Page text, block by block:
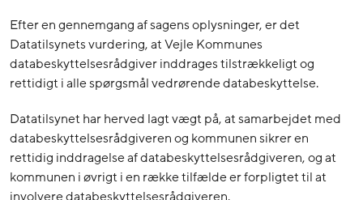
Efter en gennemgang af sagens oplysninger, er det
Datatilsynets vurdering, at Vejle Kommunes
databeskyttelsesrådgiver inddrages tilstrækkeligt og
rettidigt i alle spørgsmål vedrørende databeskyttelse.
Datatilsynet har herved lagt vægt på, at samarbejdet med
databeskyttelsesrådgiveren og kommunen sikrer en
rettidig inddragelse af databeskyttelsesrådgiveren, og at
kommunen i øvrigt i en række tilfælde er forpligtet til at